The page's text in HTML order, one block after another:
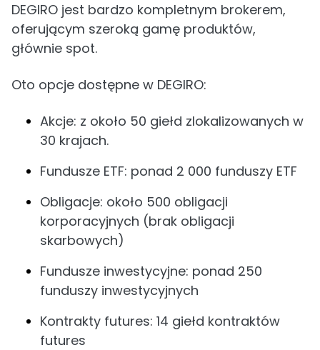
DEGIRO jest bardzo kompletnym brokerem,
oferującym szeroką gamę produktów,
głównie spot.
Oto opcje dostępne w DEGIRO:
Akcje: z około 50 giełd zlokalizowanych w
30 krajach.
Fundusze ETF: ponad 2 000 funduszy ETF
Obligacje: około 500 obligacji
korporacyjnych (brak obligacji
skarbowych)
Fundusze inwestycyjne: ponad 250
funduszy inwestycyjnych
Kontrakty futures: 14 giełd kontraktów
futures